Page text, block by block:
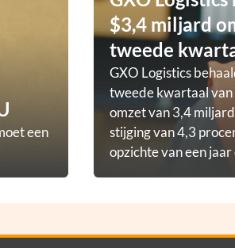
een
$3,4 miljard
tweede
GXO Logistics
tweede kwartaal
omzet van 3,4
stijging van 4,3
opzichte van een